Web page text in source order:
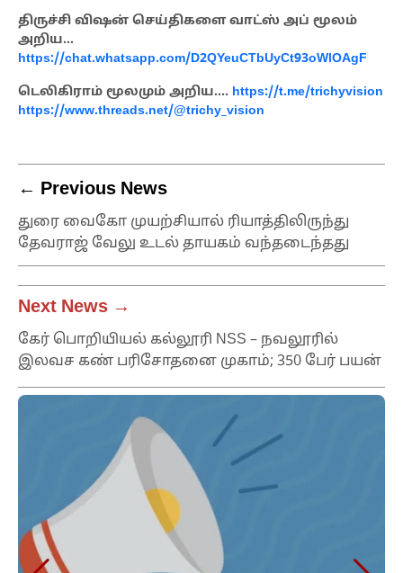
திருச்சி விஷன் செய்திகளை வாட்ஸ் அப் மூலம்
அறிய…
https://chat.whatsapp.com/D2QYeuCTbUyCt93oWlOAgF
டெலிகிராம் மூலமும் அறிய…. https://t.me/trichyvision
https://www.threads.net/@trichy_vision
← Previous News
துரை வைகோ முயற்சியால் ரியாத்திலிருந்து
தேவராஜ் வேலு உடல் தாயகம் வந்தடைந்தது
Next News →
கேர் பொறியியல் கல்லூரி NSS – நவலூரில்
இலவச கண் பரிசோதனை முகாம்; 350 பேர் பயன்